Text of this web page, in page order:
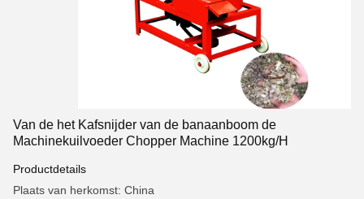
Van de het Kafsnijder van de banaanboom de
Machinekuilvoeder Chopper Machine 1200kg/H
Productdetails
Plaats van herkomst: China